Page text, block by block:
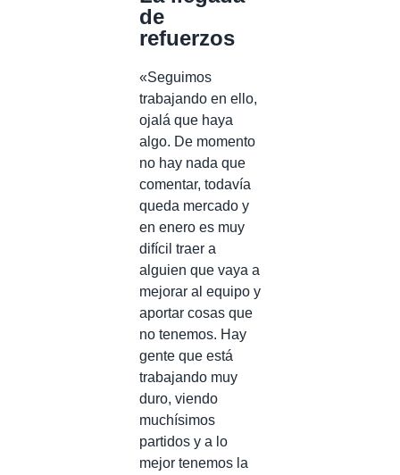
de
refuerzos
«Seguimos
trabajando en ello,
ojalá que haya
algo. De momento
no hay nada que
comentar, todavía
queda mercado y
en enero es muy
difícil traer a
alguien que vaya a
mejorar al equipo y
aportar cosas que
no tenemos. Hay
gente que está
trabajando muy
duro, viendo
muchísimos
partidos y a lo
mejor tenemos la